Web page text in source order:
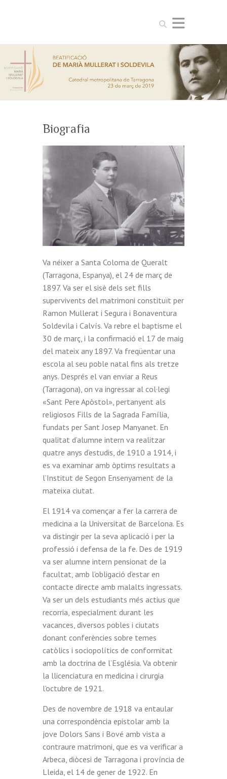
Search
Biografia
Va néixer a Santa Coloma de Queralt
(Tarragona, Espanya), el 24 de març de
1897. Va ser el sisè dels set fills
supervivents del matrimoni constituït per
Ramon Mullerat i Segura i Bonaventura
Soldevila i Calvís. Va rebre el baptisme el
30 de març, i la confirmació el 17 de maig
del mateix any 1897. Va freqüentar una
escola al seu poble natal fins als tretze
anys. Després el van enviar a Reus
(Tarragona), on va ingressar al col·legi
«Sant Pere Apòstol», pertanyent als
religiosos Fills de la Sagrada Família,
fundats per Sant Josep Manyanet. En
qualitat d’alumne intern va realitzar
quatre anys d’estudis, de 1910 a 1914, i
es va examinar amb òptims resultats a
l’Institut de Segon Ensenyament de la
mateixa ciutat.
El 1914 va començar a fer la carrera de
medicina a la Universitat de Barcelona. Es
va distingir per la seva aplicació i per la
professió i defensa de la fe. Des de 1919
va ser alumne intern pensionat de la
facultat, amb l’obligació d’estar en
contacte directe amb malalts ingressats.
Va ser un dels estudiants més actius que
recorria, especialment durant les
vacances, diversos pobles i ciutats
donant conferències sobre temes
catòlics i sociopolítics de conformitat
amb la doctrina de l’Església. Va obtenir
la llicenciatura en medicina i cirurgia
l’octubre de 1921.
Des de novembre de 1918 va entaular
una correspondència epistolar amb la
jove Dolors Sans i Bové amb vista a
contraure matrimoni, que es va verificar a
Arbeca, diòcesi de Tarragona i província de
Lleida, el 14 de gener de 1922. En